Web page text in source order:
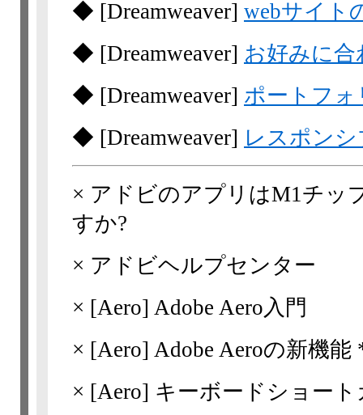
◆ [Dreamweaver] webサイト
◆ [Dreamweaver] お好みに
◆ [Dreamweaver] ポートフ
◆ [Dreamweaver] レスポン
× アドビのアプリはM1チッ
すか?
× アドビヘルプセンター
× [Aero] Adobe Aero入門
× [Aero] Adobe Aeroの新機能
× [Aero] キーボードショー